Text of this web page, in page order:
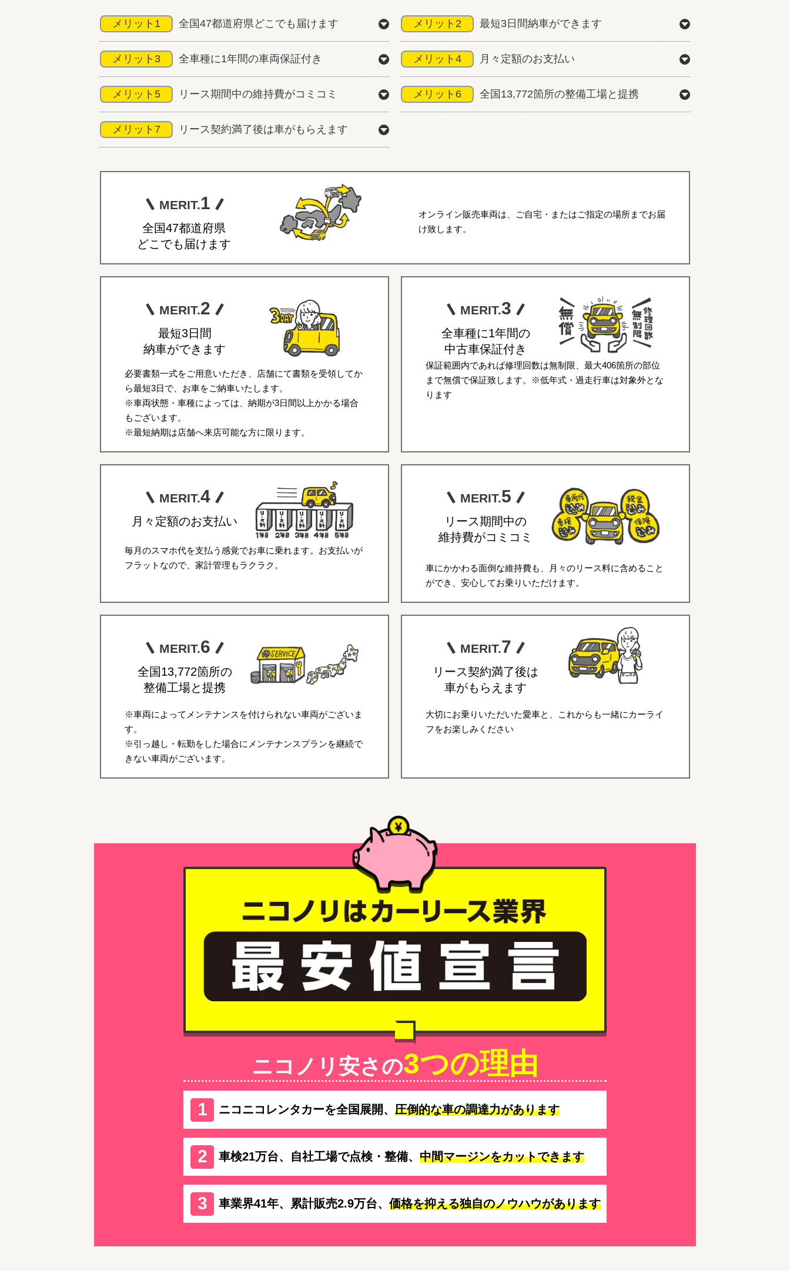
メリット1 全国47都道府県どこでも届けます メリット2 最短3日間納車ができます
メリット3 全車種に1年間の車両保証付き メリット4 月々定額のお支払い
メリット5 リース期間中の維持費がコミコミ メリット6 全国13,772箇所の整備工場と提携
メリット7 リース契約満了後は車がもらえます
MERIT.1
全国47都道府県
どこでも届けます
オンライン販売車両は、ご自宅・またはご指定の場所までお届
け致します。
MERIT.2
最短3日間
納車ができます
必要書類一式をご用意いただき、店舗にて書類を受領してか
ら最短3日で、お車をご納車いたします。
※車両状態・車種によっては、納期が3日間以上かかる場合
もございます。
※最短納期は店舗へ来店可能な方に限ります。
MERIT.3
全車種に1年間の
中古車保証付き
保証範囲内であれば修理回数は無制限、最大406箇所の部位
まで無償で保証致します。※低年式・過走行車は対象外とな
ります
MERIT.4
月々定額のお支払い
毎月のスマホ代を支払う感覚でお車に乗れます。お支払いが
フラットなので、家計管理もラクラク。
MERIT.5
リース期間中の
維持費がコミコミ
車にかかわる面倒な維持費も、月々のリース料に含めること
ができ、安心してお乗りいただけます。
MERIT.6
全国13,772箇所の
整備工場と提携
※車両によってメンテナンスを付けられない車両がございま
す。
※引っ越し・転勤をした場合にメンテナンスプランを継続で
きない車両がございます。
MERIT.7
リース契約満了後は
車がもらえます
大切にお乗りいただいた愛車と、これからも一緒にカーライ
フをお楽しみください
ニコノリ安さの3つの理由
ニコニコレンタカーを全国展開、 圧倒的な車の調達力があります
車検21万台、自社工場で点検・整備、 中間マージンをカットできます
車業界41年、累計販売2.9万台、 価格を抑える独自のノウハウがあります